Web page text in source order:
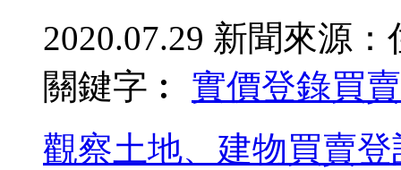
2020.07.29 新聞來源：
關鍵字︰ 實價登錄買
觀察土地、建物買賣